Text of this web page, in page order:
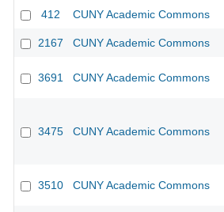
412 CUNY Academic Commons
2167 CUNY Academic Commons
3691 CUNY Academic Commons
3475 CUNY Academic Commons
3510 CUNY Academic Commons